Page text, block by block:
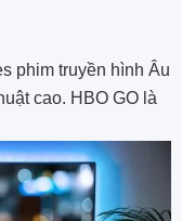
phim truyền hình Âu
cao. HBO GO là